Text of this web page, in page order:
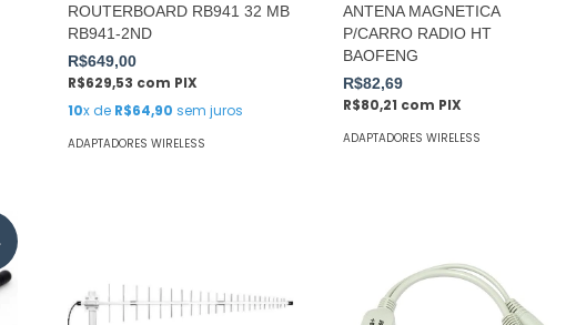
ROUTERBOARD RB941 32 MB
RB941-2ND
R$649,00
R$629,53 com PIX
10x de R$64,90 sem juros
ADAPTADORES WIRELESS
ANTENA MAGNETICA
P/CARRO RADIO HT
BAOFENG
R$82,69
R$80,21 com PIX
ADAPTADORES WIRELESS